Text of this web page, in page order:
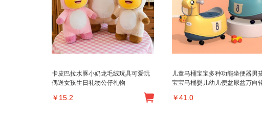
卡皮巴拉水豚小奶龙毛绒玩具可爱玩
偶送女孩生日礼物公仔礼物
￥ 15.2
儿童马桶宝宝多种功能坐便器男
宝宝马桶婴儿幼儿便盆尿盆万向
￥41.0